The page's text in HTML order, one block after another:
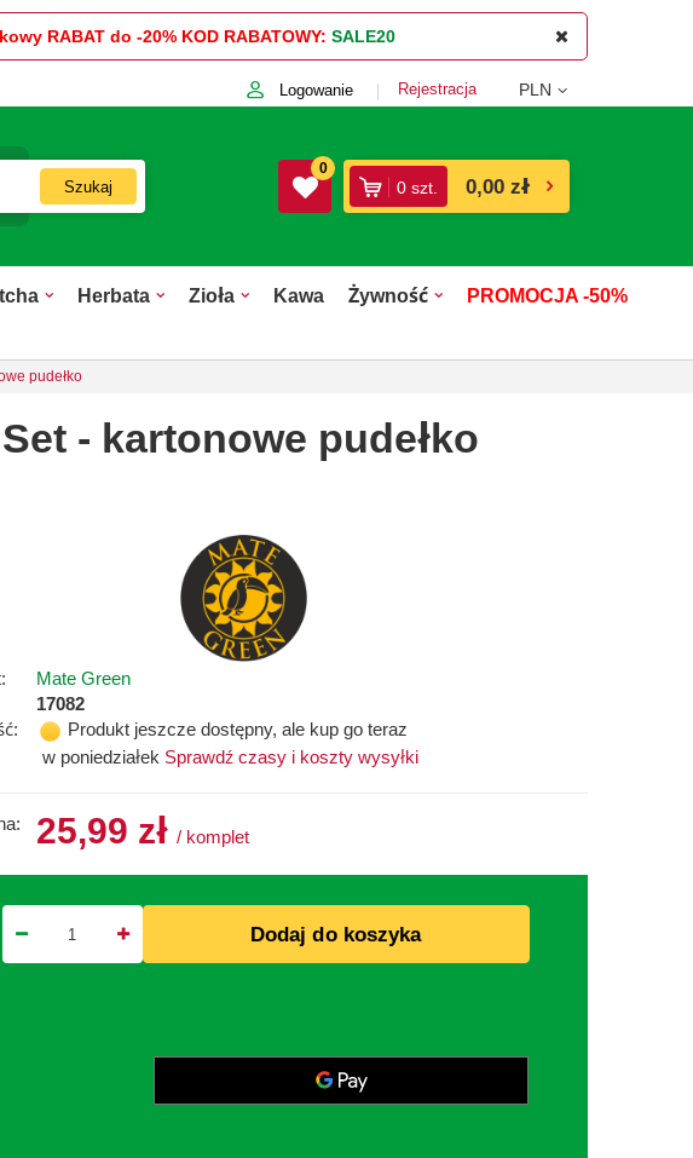
RABAT do -20% KOD RABATOWY: SALE20
Logowanie Rejestracja PLN
Szukaj
0
0 szt. 0,00 zł
Herbata Zioła Kawa Żywność
PROMOCJA -50%
pudełko
- kartonowe pudełko
Mate Green
17082
Produkt jeszcze dostępny, ale kup go teraz
w poniedziałek Sprawdź czasy i koszty wysyłki
25,99 zł / komplet
Dodaj do koszyka